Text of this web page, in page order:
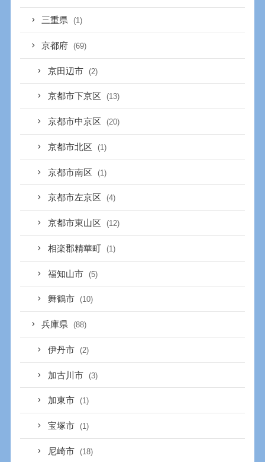
三重県 (1)
京都府 (69)
京田辺市 (2)
京都市下京区 (13)
京都市中京区 (20)
京都市北区 (1)
京都市南区 (1)
京都市左京区 (4)
京都市東山区 (12)
相楽郡精華町 (1)
福知山市 (5)
舞鶴市 (10)
兵庫県 (88)
伊丹市 (2)
加古川市 (3)
加東市 (1)
宝塚市 (1)
尼崎市 (18)